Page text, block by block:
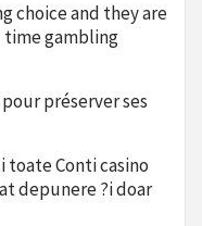
choice and they are
time gambling
préserver ses
toate Conti casino
depunere ?i doar